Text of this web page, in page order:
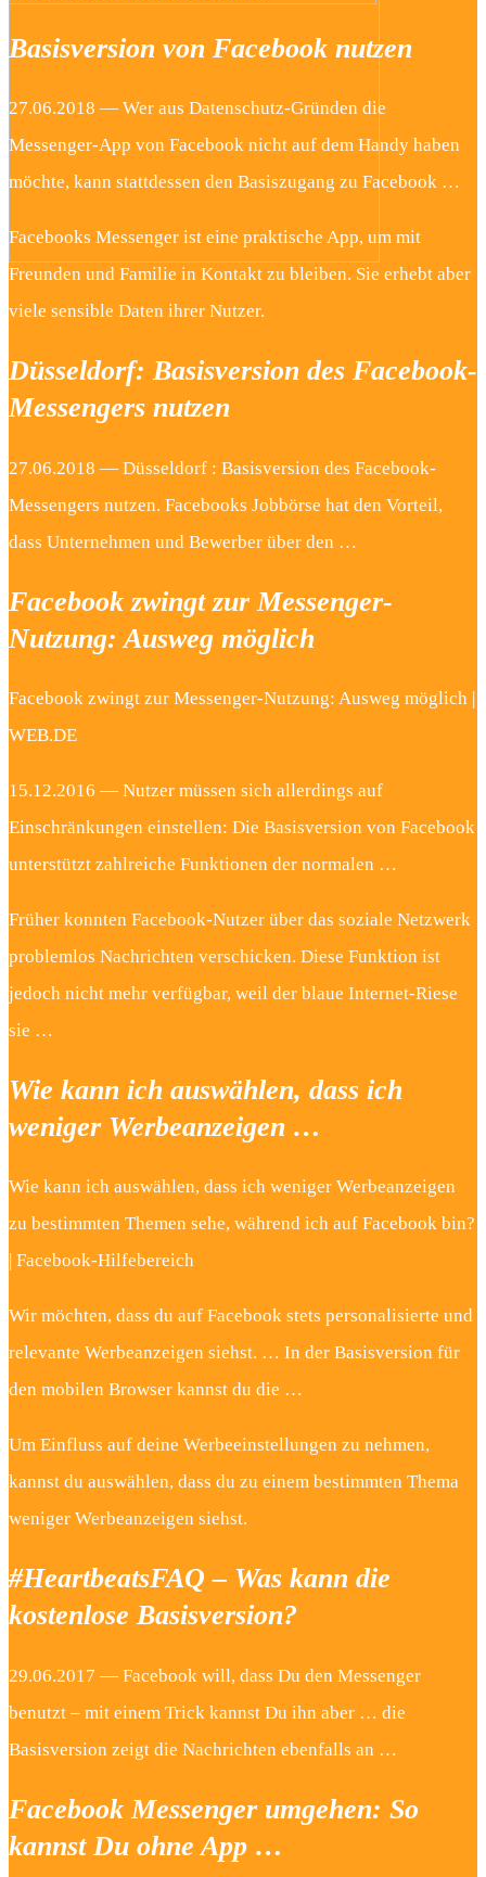
Basisversion von Facebook nutzen
27.06.2018 — Wer aus Datenschutz-Gründen die
Messenger-App von Facebook nicht auf dem Handy haben
möchte, kann stattdessen den Basiszugang zu Facebook …
Facebooks Messenger ist eine praktische App, um mit
Freunden und Familie in Kontakt zu bleiben. Sie erhebt aber
viele sensible Daten ihrer Nutzer.
Düsseldorf: Basisversion des Facebook-
Messengers nutzen
27.06.2018 — Düsseldorf : Basisversion des Facebook-
Messengers nutzen. Facebooks Jobbörse hat den Vorteil,
dass Unternehmen und Bewerber über den …
Facebook zwingt zur Messenger-
Nutzung: Ausweg möglich
Facebook zwingt zur Messenger-Nutzung: Ausweg möglich |
WEB.DE
15.12.2016 — Nutzer müssen sich allerdings auf
Einschränkungen einstellen: Die Basisversion von Facebook
unterstützt zahlreiche Funktionen der normalen …
Früher konnten Facebook-Nutzer über das soziale Netzwerk
problemlos Nachrichten verschicken. Diese Funktion ist
jedoch nicht mehr verfügbar, weil der blaue Internet-Riese
sie …
Wie kann ich auswählen, dass ich
weniger Werbeanzeigen …
Wie kann ich auswählen, dass ich weniger Werbeanzeigen
zu bestimmten Themen sehe, während ich auf Facebook bin?
| Facebook-Hilfebereich
Wir möchten, dass du auf Facebook stets personalisierte und
relevante Werbeanzeigen siehst. … In der Basisversion für
den mobilen Browser kannst du die …
Um Einfluss auf deine Werbeeinstellungen zu nehmen,
kannst du auswählen, dass du zu einem bestimmten Thema
weniger Werbeanzeigen siehst.
#HeartbeatsFAQ – Was kann die
kostenlose Basisversion?
29.06.2017 — Facebook will, dass Du den Messenger
benutzt – mit einem Trick kannst Du ihn aber … die
Basisversion zeigt die Nachrichten ebenfalls an …
Facebook Messenger umgehen: So
kannst Du ohne App …